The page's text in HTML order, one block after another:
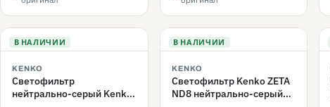
В НАЛИЧИИ
KENKO
Светофильтр
нейтрально-серый Kenko
В НАЛИЧИИ
KENKO
Светофильтр Kenko ZETA
ND8 нейтрально-серый